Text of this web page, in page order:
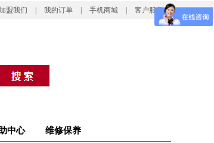
加盟我们 我的订单 手机商城 客户服务
中心 维修保养